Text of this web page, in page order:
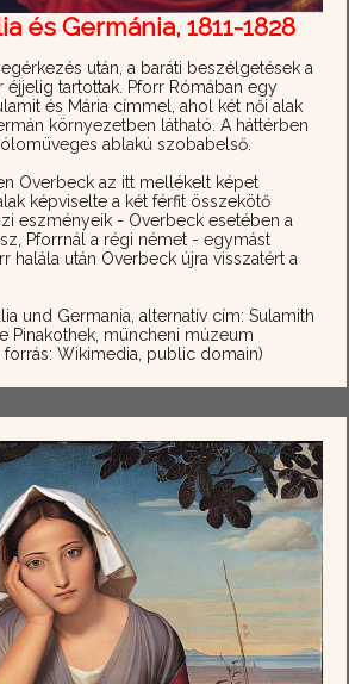
és Germánia, 1811-1828
után, a baráti beszélgetések a
tartottak. Pforr Rómában egy
és Mária címmel, ahol két női alak
környezetben látható. A háttérben
ablakú szobabelső.
Overbeck az itt mellékelt képet
képviselte a két férfit összekötő
eszményeik - Overbeck esetében a
Pforrnál a régi német - egymást
halála után Overbeck újra visszatért a
und Germania, alternatív cím: Sulamith
Pinakothek, müncheni múzeum
Wikimedia, public domain)